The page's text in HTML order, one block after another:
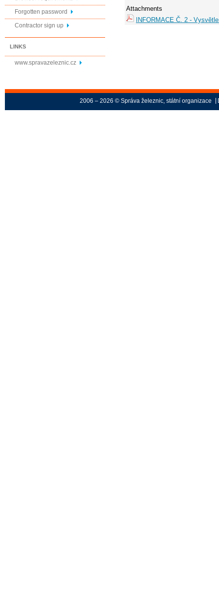
Forgotten password
Contractor sign up
LINKS
www.spravazeleznic.cz
Attachments
INFORMACE Č. 2 -
2006 – 2026 © Správa železnic, státní organizace